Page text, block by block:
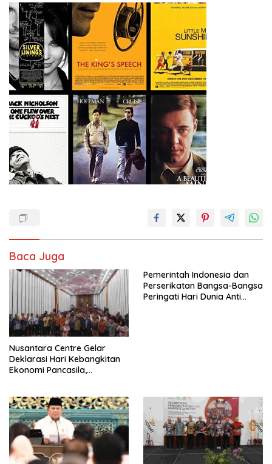
Baca Juga
Nusantara Centre Gelar
Deklarasi Hari Kebangkitan
Ekonomi Pancasila,
Penjajahan (Pergolakan
Ekonomi Politik Indonesia) &
Simposium Nasional “Urgensi
Undang-Undang
Perekonomian Nasional dan
Kesejahteraan Sosial dalam
Pemerintah Indonesia dan
Perserikatan Bangsa-Bangsa
Peringati Hari Dunia Anti